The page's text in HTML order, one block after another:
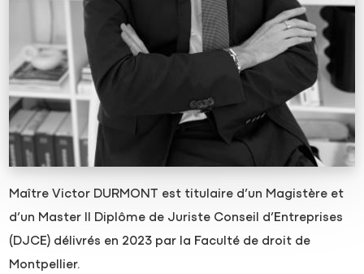
Maître Victor DURMONT est titulaire d’un Magistère et
d’un Master II Diplôme de Juriste Conseil d’Entreprises
(DJCE) délivrés en 2023 par la Faculté de droit de
Montpellier.